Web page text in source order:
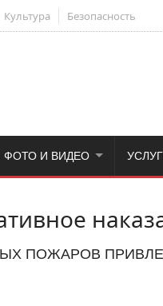
Культура Безопасность
ФОТО И ВИДЕО
ПОЖАРОВ